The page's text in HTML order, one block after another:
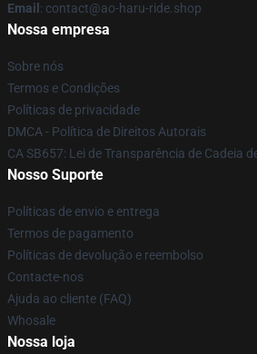
Email : contact@ao-haru-ride.shop
Nossa empresa
Sobre nós
Termos e Condições
Políticas de privacidade
DMCA - Política de Direitos Autorais
CA SB657: Lei de Transparência de Cadeia
Nosso Suporte
Políticas de envio e entrega
Termos de pagamento
Políticas de devolução e reembolso
Contacte-nos
Ajuda ao cliente (FAQ)
Whosale
Nossa loja